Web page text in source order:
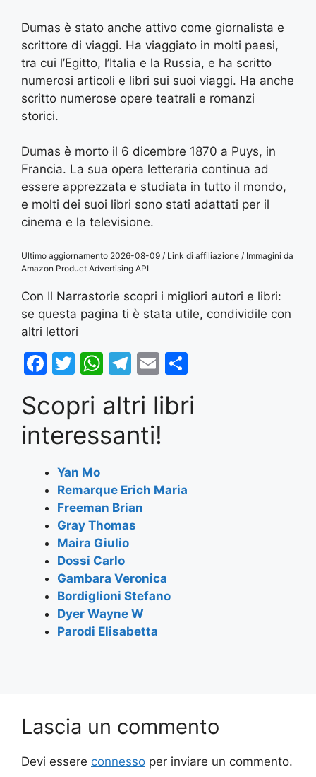
Dumas è stato anche attivo come giornalista e
scrittore di viaggi. Ha viaggiato in molti paesi,
tra cui l’Egitto, l’Italia e la Russia, e ha scritto
numerosi articoli e libri sui suoi viaggi. Ha anche
scritto numerose opere teatrali e romanzi
storici.
Dumas è morto il 6 dicembre 1870 a Puys, in
Francia. La sua opera letteraria continua ad
essere apprezzata e studiata in tutto il mondo,
e molti dei suoi libri sono stati adattati per il
cinema e la televisione.
Ultimo aggiornamento 2026-08-09 / Link di affiliazione / Immagini da
Amazon Product Advertising API
Con Il Narrastorie scopri i migliori autori e libri:
se questa pagina ti è stata utile, condividile con
altri lettori
F
c
e
b
o
o
k
T
itt
er
W
at
s
A
p
T
e
gr
a
E
ai
l
ar
Scopri altri libri
interessanti!
Yan Mo
Remarque Erich Maria
Freeman Brian
Gray Thomas
Maira Giulio
Dossi Carlo
Gambara Veronica
Bordiglioni Stefano
Dyer Wayne W
Parodi Elisabetta
Lascia un commento
Devi essere connesso per inviare un commento.